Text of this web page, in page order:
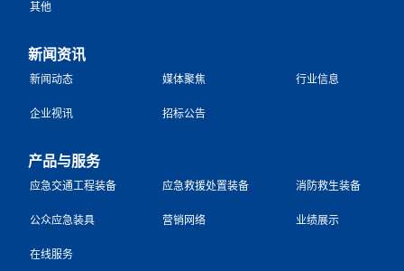
其他
新闻资讯
新闻动态 媒体聚焦 行业信息
企业视讯 招标公告
产品与服务
应急交通工程装备 应急救援处置装备 消防救生装备
公众应急装具 营销网络 业绩展示
在线服务